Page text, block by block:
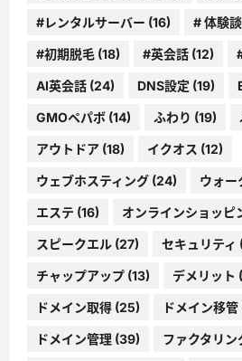
#レンタルサーバー (16) # 体験談
#初期脱毛 (18) #英会話 (12)
AI英会話 (24) DNS設定 (19)
GMOペパボ (14) ふわり (19)
アウトドア (18) イクオス (12)
ウェブホスティング (24) ウォー
エステ (16) オンラインショッピ
スピークエル (27) セキュリティ
チャップアップ (13) デメリット
ドメイン取得 (25) ドメイン移管
ドメイン管理 (39) ファクタリン